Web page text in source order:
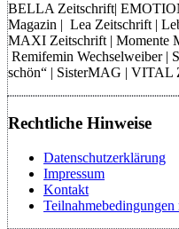
BELLA Zeitschrift|
Magazin | Lea Zeitschrift |
MAXI Zeitschrift | Momente
Remifemin Wechselweiber |
schön“ | SisterMAG |
Rechtliche Hinweise
Datenschutzerklärung
Impressum
Kontakt